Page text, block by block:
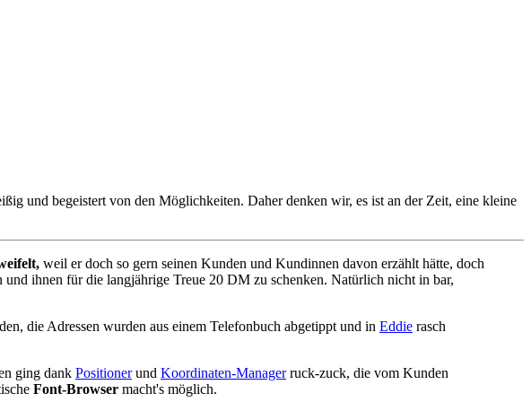
und begeistert von den Möglichkeiten. Daher denken wir, es ist an der Zeit, eine kleine
weil er doch so gern seinen Kunden und Kundinnen davon erzählt hätte, doch
ihnen für die langjährige Treue 20 DM zu schenken. Natürlich nicht in bar,
die Adressen wurden aus einem Telefonbuch abgetippt und in Eddie rasch
ging dank Positionerund Koordinaten-Managerruck-zuck, die vom Kunden
Font-Browser macht's möglich.